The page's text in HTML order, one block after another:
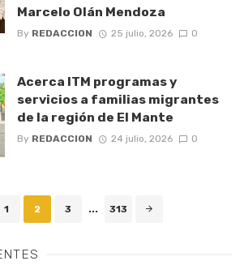
Marcelo Olán Mendoza
By REDACCION 25 julio, 2026 0
Acerca ITM programas y
servicios a familias migrantes
de la región de El Mante
By REDACCION 24 julio, 2026 0
1 2 3 ... 313